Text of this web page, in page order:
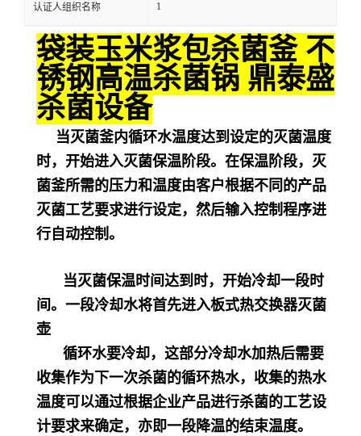
认证人组织名称 1
袋装玉米浆包杀菌釜 不
锈钢高温杀菌锅 鼎泰盛
杀菌设备
当灭菌釜内循环水温度达到设定的灭菌温度
时，开始进入灭菌保温阶段。在保温阶段，灭
菌釜所需的压力和温度由客户根据不同的产品
灭菌工艺要求进行设定，然后输入控制程序进
行自动控制。
当灭菌保温时间达到时，开始冷却一段时
间。一段冷却水将首先进入板式热交换器灭菌
壶
循环水要冷却，这部分冷却水加热后需要
收集作为下一次杀菌的循环热水，收集的热水
温度可以通过根据企业产品进行杀菌的工艺设
计要求来确定，亦即一段降温的结束温度。